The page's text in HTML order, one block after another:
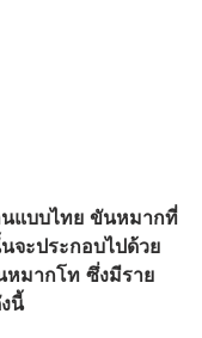
แบบไทย ขันหมากที่
จะประกอบไปด้วย
มากโท ซึ่งมีราย
นี้